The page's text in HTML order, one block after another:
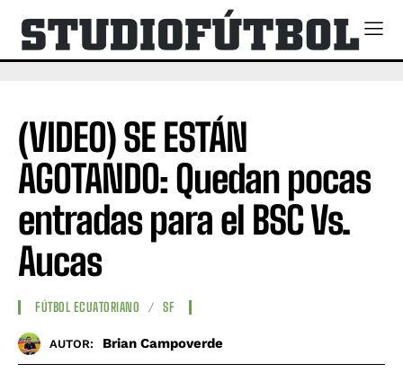
(VIDEO) SE ESTÁN
AGOTANDO: Quedan pocas
entradas para el BSC Vs.
Aucas
FÚTBOL ECUATORIANO SF
AUTOR: Brian Campoverde